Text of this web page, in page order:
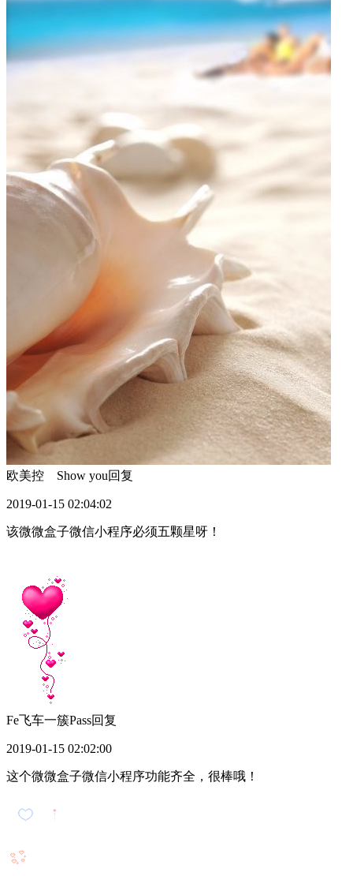
欧美控 Show you回复
2019-01-15 02:04:02
该微微盒子微信小程序必须五颗星呀！
Fe飞车一簇Pass回复
2019-01-15 02:02:00
这个微微盒子微信小程序功能齐全，很棒哦！